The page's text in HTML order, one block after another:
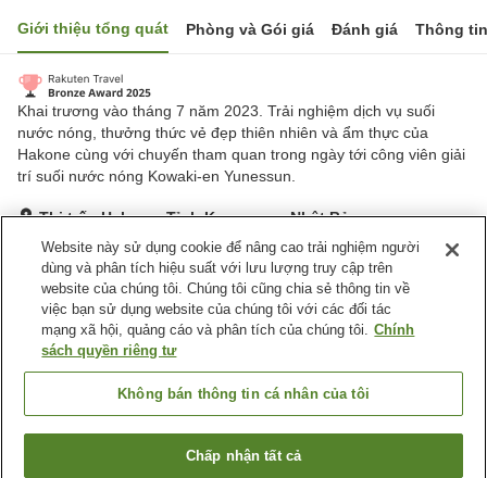
Giới thiệu tổng quát Phòng và Gói giá Đánh giá Thông
Khai trương vào tháng 7 năm 2023. Trải nghiệm dịch vụ suối
nước nóng, thưởng thức vẻ đẹp thiên nhiên và ẩm thực của
Hakone cùng với chuyến tham quan trong ngày tới công viên giải
trí suối nước nóng Kowaki-en Yunessun.
Thị trấn Hakone, Tỉnh Kanagawa, Nhật Bản
Hiển thị trên bản đồ
Tuyệt vời Đánh giá:622 lượt
Tiện nghi chỗ nghỉ
Bãi đỗ xe
Xông hơi
Nhà hàng
Tỉnh Kanagawa
Tìm phòng trống
Website này sử dụng cookie để nâng cao trải nghiệm người
dùng và phân tích hiệu suất với lưu lượng truy cập trên
website của chúng tôi. Chúng tôi cũng chia sẻ thông tin về
việc bạn sử dụng website của chúng tôi với các đối tác
mạng xã hội, quảng cáo và phân tích của chúng tôi. Chính
sách quyền riêng tư
Không bán thông tin cá nhân của tôi
Chấp nhận tất cả